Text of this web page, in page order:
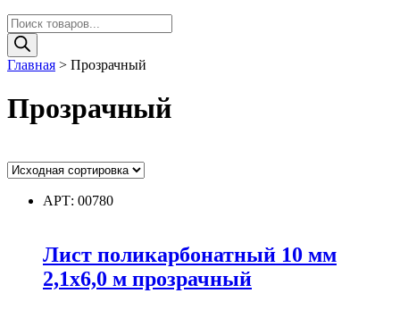
Поиск
товаров
Главная > Прозрачный
Прозрачный
Ценовой фильтр
Диаметр
Диаметр
АРТ: 00780
Лист поликарбонатный 10 мм
2,1х6,0 м прозрачный